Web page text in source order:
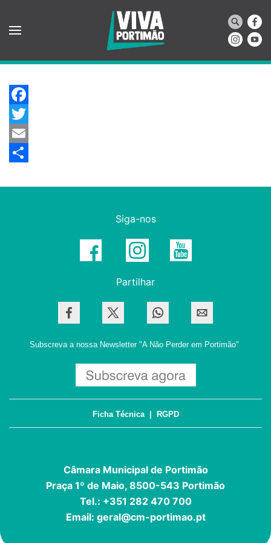
Saltar para o conteúdo principal
Facebook
Twitter
Email
Siga-nos
Partilhar
Subscreva a nossa Newsletter "A Não Perder em Portimão"
Ficha Técnica| RGPD
Câmara Municipal de Portimão
Praça 1º de Maio, 8500-543 Portimão
Tel.: +351 282 470 700
Email: geral@cm-portimao.pt